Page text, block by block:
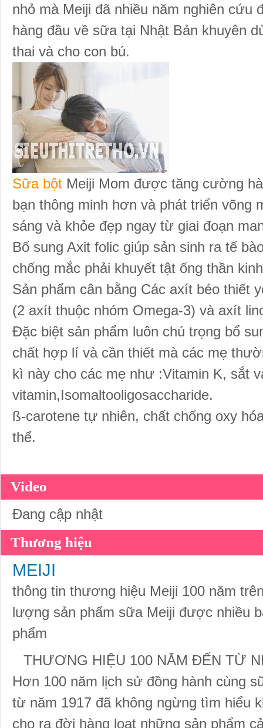
nhỏ mà Meiji đã nhiều năm nghiên cứu
hàng đầu về sữa tại Nhật Bản khuyên
thai và cho con bú.
Sữa bột Meiji Mom được tăng cường
bạn thông minh hơn và phát triển võng
sáng và khỏe đẹp ngay từ giai đoạn
Bổ sung Axit folic giúp sản sinh ra tế
chống mắc phải khuyết tật ống thần
Sản phẩm cân bằng Các axít béo thiết
(2 axít thuộc nhóm Omega-3) và axít
Đặc biệt sản phẩm luôn chú trọng bổ
chất hợp lí và cần thiết mà các mẹ
kì này cho các mẹ như :Vitamin K, sắt
vitamin,Isomaltooligosaccharide.
ß-carotene tự nhiên, chất chống oxy
thể.
Video
Đang cập nhật
Thương hiệu
MEIJI
thông tin thương hiệu Meiji 100 năm
lượng sản phẩm sữa Meiji được nhiều
phẩm
THƯƠNG HIỆU 100 NĂM ĐẾN TỪ
Hơn 100 năm lịch sử đồng hành cùng
từ năm 1917 đã không ngừng tìm hiểu
cho ra đời hàng loạt những sản phẩm